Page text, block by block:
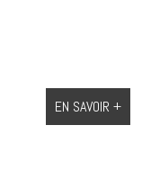
EN SAVOIR +